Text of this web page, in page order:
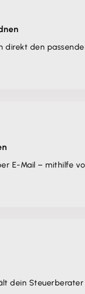
direkt den
E-Mail – mithilfe
dein